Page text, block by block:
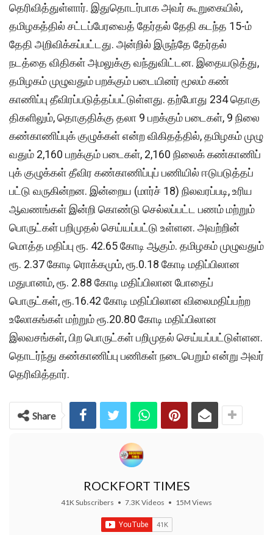
தெரிவித்துள்​ளார். இதுதொடர்பாக அவர் கூறுகையில்,
தமிழகத்​தில் சட்​டப்​பேர​வைத் தேர்​தல் தேதி கடந்த 15-ம்
தேதி அறிவிக்​கப்​பட்​டது. அன்​றில் இருந்தே தேர்​தல்
நடத்தை விதி​கள் அமலுக்கு வந்துவிட்​டன. இதையடுத்​து,
தமிழகம் முழு​வதும் பறக்​கும் படை​யினர் மூலம் கண்​
காணிப்பு தீவிரப்​படுத்​தப்​பட்​டுள்​ளது. தற்போது 234 தொகு​
தி​களி​லும், தொகு​திக்கு தலா 9 பறக்கும் படைகள், 9 நிலை
கண்​காணிப்​புக் குழுக்​கள் என்ற விகிதத்​தில், தமிழகம் முழு​
வதும் 2,160 பறக்​கும் படைகள், 2,160 நிலைக் கண்​காணிப்​
புக் குழுக்​கள் தீவிர கண்​காணிப்​புப் பணி​யில் ஈடு​படுத்​தப்​
பட்டு வரு​கின்​றன. இன்றைய (மார்ச் 18) நிலவரப்படி, உரிய
ஆவணங்கள் இன்றி கொண்டு செல்லப்பட்ட பணம் மற்றும்
பொருட்கள் பறிமுதல் செய்யப்பட்டு உள்ளன. அவற்றின்
மொத்த மதிப்பு ரூ. 42.65 கோடி ஆகும். தமிழகம் முழு​வதும்
ரூ. 2.37 கோடி ரொக்கமும், ரூ.0.18 கோடி மதிப்பிலான
மதுபானம், ரூ. 2.88 கோடி மதிப்பிலான போதைப்
பொருட்கள், ரூ.16.42 கோடி மதிப்பிலான விலைமதிப்பற்ற
உலோகங்கள் மற்றும் ரூ.20.80 கோடி மதிப்பிலான
இலவசங்கள், பிற பொருட்கள் பறிமுதல் செய்யப்பட்டுள்ளன.
தொடர்ந்து கண்காணிப்பு பணிகள் நடைபெறும் என்று அவர்
தெரிவித்தார்.
Share
ROCKFORT TIMES
41K Subscribers • 7.3K Videos • 15M Views